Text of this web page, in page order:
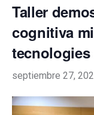
Taller
cognitiva
tecnologies
septiembre 27,